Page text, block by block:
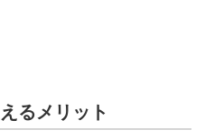
るメリット